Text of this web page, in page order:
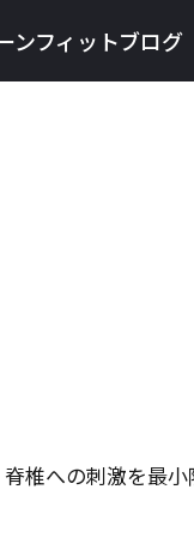
ンフィットブログ
椎への刺激を最小